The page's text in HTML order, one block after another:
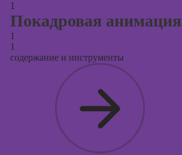
1
Покадровая анимация
1
1
содержание и инструменты